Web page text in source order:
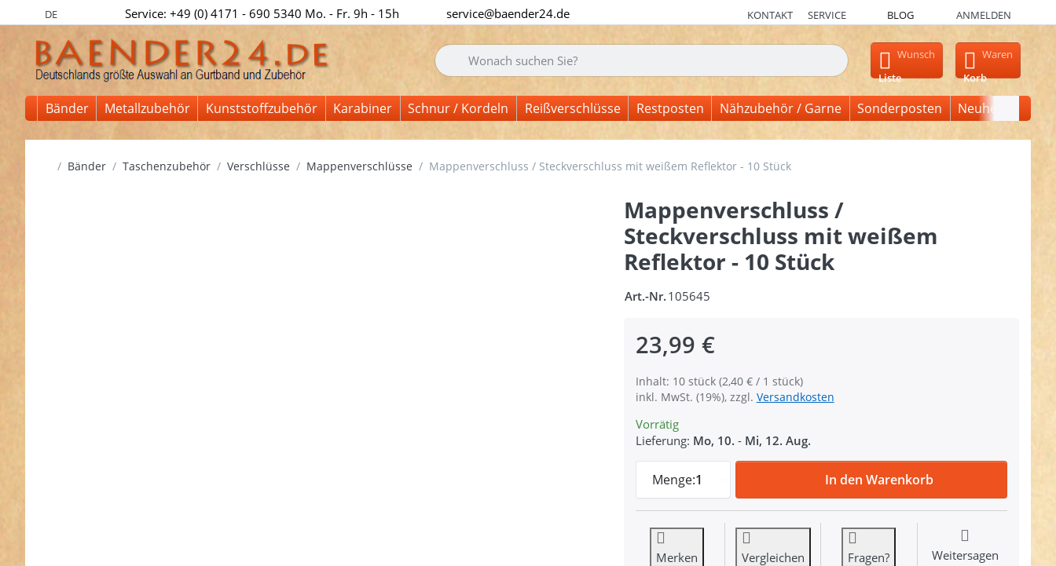
DE Service: +49 (0) 4171 - 690 5340 Mo. - Fr. 9h - 15h service@baender24.de KONTAKT SERVICE BLOG ANMELDEN
Geben Sie einen Suchbegriff ein. Während Sie tippen, erscheinen automatisch erste Ergebnisse. Drücken Sie die
Wunsch
Liste
Waren
Korb
Bänder Metallzubehör Kunststoffzubehör Karabiner Schnur / Kordeln Reißverschlüsse Restposten Nähzubehör / Garne Sonderposten Neuheiten
Startseite
Bänder Taschenzubehör Verschlüsse Mappenverschlüsse Mappenverschluss / Steckverschluss mit weißem Reflektor - 10 Stück
Mappenverschluss /
Steckverschluss mit weißem
Reflektor - 10 Stück
Art.-Nr. 105645
23,99 €
Inhalt: 10 stück (2,40 € / 1 stück)
inkl. MwSt. (19%), zzgl. Versandkosten
Vorrätig
Lieferung: Mo, 10. - Mi, 12. Aug.
Menge:1
Mappenverschluss / Steckverschluss mit weißem
In den Warenkorb
Merken Vergleichen Fragen? Weitersagen